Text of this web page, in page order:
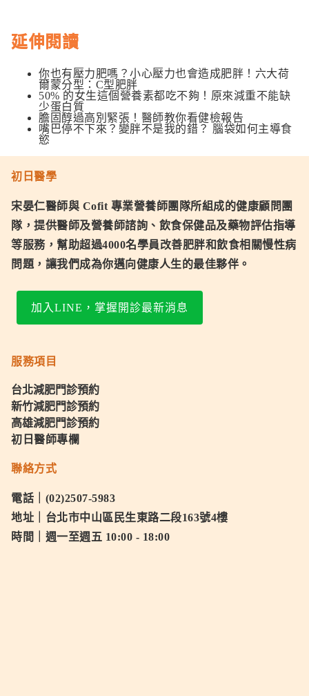
延伸閱讀
你也有壓力肥嗎？小心壓力也會造成肥胖！六大荷
爾蒙分型：C型肥胖
50% 的女生這個營養素都吃不夠！原來減重不能缺
少蛋白質
膽固醇過高別緊張！醫師教你看健檢報告
嘴巴停不下來？變胖不是我的錯？ 腦袋如何主導食
慾
初日醫學
宋晏仁醫師與 Cofit 專業營養師團隊所組成的健康顧問團
隊，提供醫師及營養師諮詢、飲食保健品及藥物評估指導
等服務，幫助超過4000名學員改善肥胖和飲食相關慢性病
問題，讓我們成為你邁向健康人生的最佳夥伴。
加入LINE，掌握開診最新消息
服務項目
台北減肥門診預約
新竹減肥門診預約
高雄減肥門診預約
初日醫師專欄
聯絡方式
電話｜(02)2507-5983
地址｜台北市中山區民生東路二段163號4樓
時間｜週一至週五 10:00 - 18:00